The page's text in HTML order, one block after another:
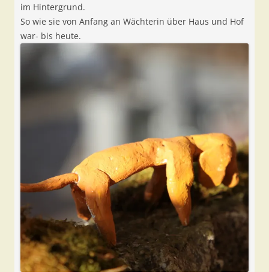
im Hintergrund.
So wie sie von Anfang an Wächterin über Haus und Hof
war- bis heute.